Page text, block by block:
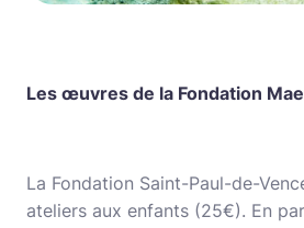
Les œuvres de la Fondation
La Fondation Saint-Paul-de-
ateliers aux enfants (25€). En